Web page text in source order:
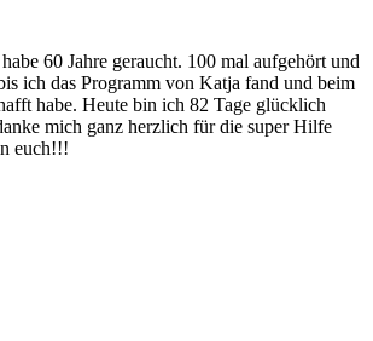
60 Jahre geraucht. 100 mal aufgehört und
ich das Programm von Katja fand und beim
habe. Heute bin ich 82 Tage glücklich
mich ganz herzlich für die super Hilfe
euch!!!